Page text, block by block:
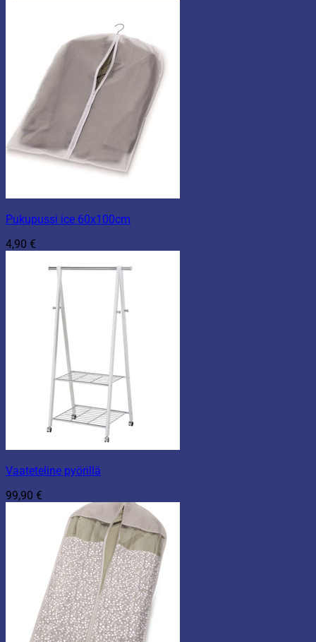
Pukupussi ice 60x100cm
4,90 €
Vaateteline pyörillä
99,90 €